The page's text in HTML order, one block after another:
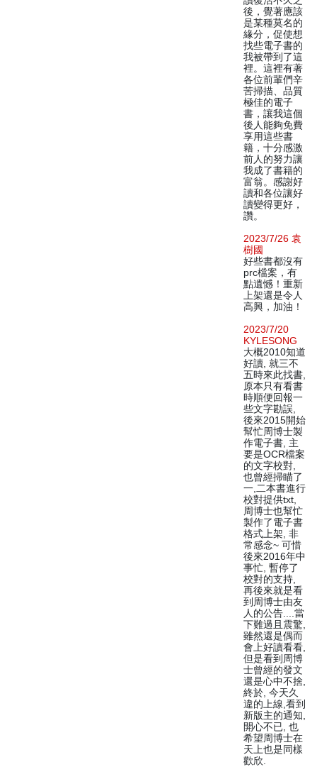
後，覺著應該
是某種莫名的
緣分，促使想
找些電子書的
我被帶到了這
裡。這裡有著
各位前輩們辛
苦掃描、品質
極佳的電子
書，讓我這個
後人能夠免費
享用這些書
籍，十分感激
前人的努力讓
我成了書籍的
富翁。感謝好
讀和各位讓好
讀變得更好，
讚。
2023/7/26 袁
樹國
好些書都沒有
prc檔案，有
點遺憾！重新
上架還是令人
高興，加油！
2023/7/20
KYLESONG
大概2010知道
好讀, 就三不
五時來此找書,
原本只有看書
時順便回報一
些文字勘誤,
後來2015開始
幫忙周博士製
作電子書, 主
要是OCR檔案
的文字校對,
也曾經掃瞄了
一,二本書進行
校對提供txt,
周博士也幫忙
製作了電子書
格式上架, 非
常感念~ 可惜
後來2016年中
事忙, 暫停了
校對的支持,
再後來就是看
到周博士由友
人的公告....當
下難過且震驚,
雖然還是偶而
會上好讀看看,
但是看到周博
士曾經的發文
還是心中不捨,
終於, 今天久
違的上線,看到
新版主的通知,
開心不已, 也
希望周博士在
天上也是同樣
歡欣.